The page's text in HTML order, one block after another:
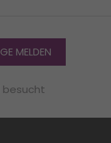
MELDEN
besucht